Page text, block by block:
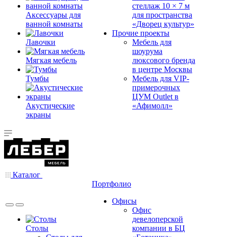
Аксессуары для
ванной комнаты
Лавочки
Мягкая мебель
Тумбы
Акустические
экраны
стеллаж 10 × 7 м
для пространства
«Дворец культур»
Прочие проекты
Мебель для
шоурума
люксового бренда
в центре Москвы
Мебель для VIP-
примерочных
ЦУМ Outlet в
«Афимолл»
Каталог
Столы
Портфолио
Офисы
Офис
девелоперской
компании в БЦ